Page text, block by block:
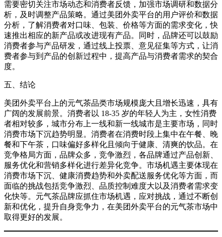
需要密切关注市场动态和消费者反馈，加强市场调研和数据分
析，及时调整产品策略。通过美团外卖平台的用户评价和数据
分析，了解消费者对口味、包装、价格等方面的需求变化，快
速推出相应的新产品或改进现有产品。同时，品牌还可以鼓励
消费者参与产品研发，通过线上投票、意见征集等方式，让消
费者参与到产品的创新过程中，提高产品与消费者需求的契合
度。​
五、结论​
美团外卖平台上的元气茶品类市场规模庞大且增长迅速，具有
广阔的发展前景。消费者以 18-35 岁的年轻人为主，女性消费
者相对较多，城市分布上一线和新一线城市是主要市场，同时
消费市场下沉趋势明显。消费者在消费时段上集中在午餐、晚
餐和下午茶，口味偏好多样化且倾向于健康、清爽的饮品。在
竞争格局方面，品牌众多，竞争激烈，各品牌通过产品创新、
服务优化和营销多样化进行差异化竞争。市场机遇主要体现在
消费市场下沉、健康消费趋势和外卖配送服务优化等方面，而
面临的挑战包括竞争激烈、品质控制难度大以及消费者需求变
化快等。元气茶品牌应抓住市场机遇，应对挑战，通过不断创
新和优化，提升自身竞争力，在美团外卖平台的元气茶市场中
取得更好的发展。​